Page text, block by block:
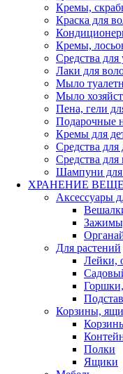
Кремы,
Краска для
Кремы,
Средства для
Лаки для
Мыло
Мыло
Пена, гели
Подарочные
Кремы для
Средства
Средства
Шампуни для
ХРАНЕНИЕ
Аксессуары
Для растений
Лейки,
Корзины,
Полки
Ящики